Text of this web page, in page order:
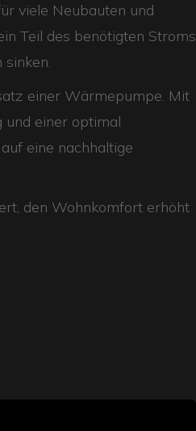
viele Neubauten und
Teil des benötigten Stroms
einer Wärmepumpe. Mit
und einer optimal
eine nachhaltige
den Wohnkomfort erhöht